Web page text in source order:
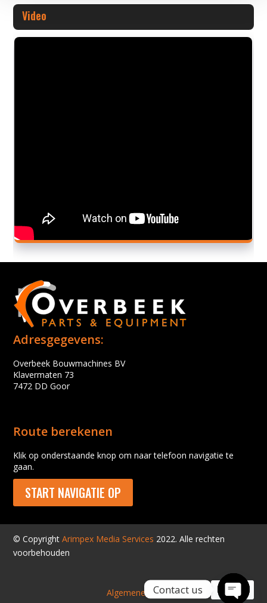
Video
Adresgegevens:
Overbeek Bouwmachines BV
Klavermaten 73
7472 DD Goor
Route berekenen
Klik op onderstaande knop om naar telefoon navigatie te
gaan.
START NAVIGATIE OP
© CopyrightArimpex Media Services 2022. Alle rechten
voorbehouden
Algemene voorwaarden
Contact us